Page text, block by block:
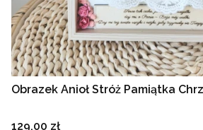
Obrazek Anioł Stróż Pamiątka
Cena
129,00 zł